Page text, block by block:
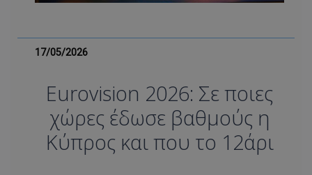
17/05/2026
Eurovision 2026: Σε ποιες
χώρες έδωσε βαθμούς η
Κύπρος και που το 12άρι